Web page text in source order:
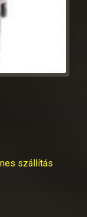
szállítás